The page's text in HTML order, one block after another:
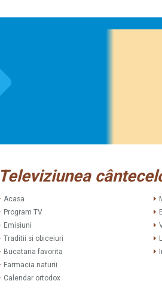
Televiziunea
Acasa
Program TV
Emisiuni
Traditii si obiceiuri
Bucataria favorita
Farmacia naturii
Calendar ortodox